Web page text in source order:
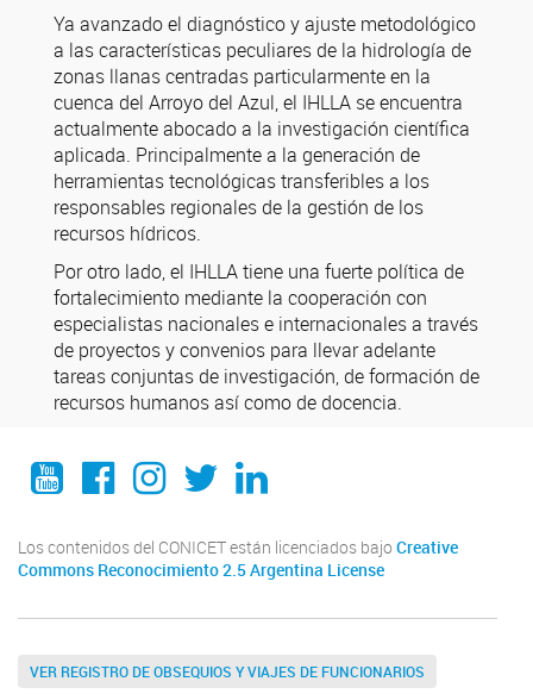
Ya avanzado el diagnóstico y ajuste metodológico
a las características peculiares de la hidrología de
zonas llanas centradas particularmente en la
cuenca del Arroyo del Azul, el IHLLA se encuentra
actualmente abocado a la investigación científica
aplicada. Principalmente a la generación de
herramientas tecnológicas transferibles a los
responsables regionales de la gestión de los
recursos hídricos.
Por otro lado, el IHLLA tiene una fuerte política de
fortalecimiento mediante la cooperación con
especialistas nacionales e internacionales a través
de proyectos y convenios para llevar adelante
tareas conjuntas de investigación, de formación de
recursos humanos así como de docencia.
YouTube
Facebook
Instagram
TwitterLinkedIn
Los contenidos del CONICET están licenciados bajo Creative
Commons Reconocimiento 2.5 Argentina License
VER REGISTRO DE OBSEQUIOS Y VIAJES DE FUNCIONARIOS